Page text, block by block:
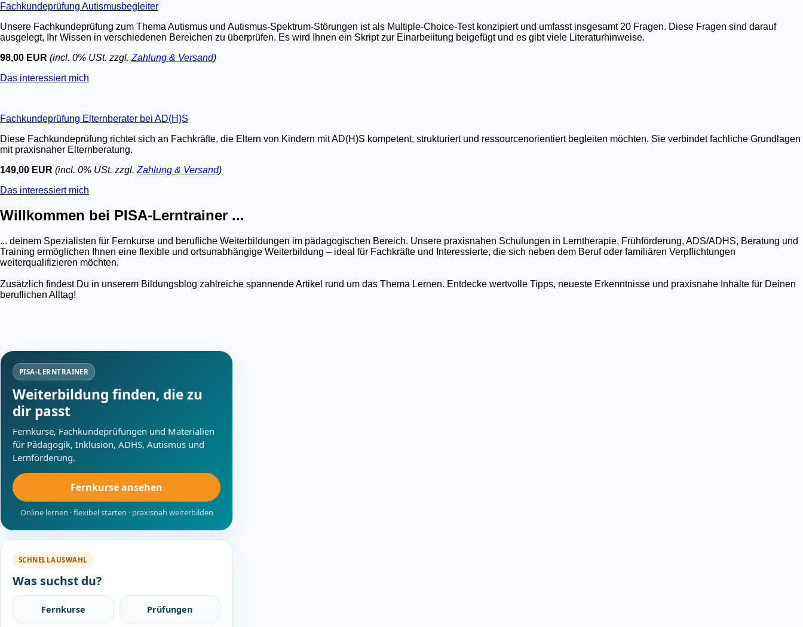
Fachkundeprüfung Autismusbegleiter
Unsere Fachkundeprüfung zum Thema Autismus und Autismus-Spektrum-Störungen ist als Multiple-Choice-Test konzipiert und umfasst insgesamt 20 Fragen. Diese Fragen sind darauf
ausgelegt, Ihr Wissen in verschiedenen Bereichen zu überprüfen. Es wird Ihnen ein Skript zur Einarbeiitung beigefügt und es gibt viele Literaturhinweise.
98,00 EUR (incl. 0% USt. zzgl. Zahlung & Versand)
Das interessiert mich
Fachkundeprüfung Elternberater bei AD(H)S
Diese Fachkundeprüfung richtet sich an Fachkräfte, die Eltern von Kindern mit AD(H)S kompetent, strukturiert und ressourcenorientiert begleiten möchten. Sie verbindet fachliche Grundlagen
mit praxisnaher Elternberatung.
149,00 EUR (incl. 0% USt. zzgl. Zahlung & Versand)
Das interessiert mich
Willkommen bei PISA-Lerntrainer ...
... deinem Spezialisten für Fernkurse und berufliche Weiterbildungen im pädagogischen Bereich. Unsere praxisnahen Schulungen in Lerntherapie, Frühförderung, ADS/ADHS, Beratung und
Training ermöglichen Ihnen eine flexible und ortsunabhängige Weiterbildung – ideal für Fachkräfte und Interessierte, die sich neben dem Beruf oder familiären Verpflichtungen
weiterqualifizieren möchten.
Zusätzlich findest Du in unserem Bildungsblog zahlreiche spannende Artikel rund um das Thema Lernen. Entdecke wertvolle Tipps, neueste Erkenntnisse und praxisnahe Inhalte für Deinen
beruflichen Alltag!
PISA-LERNTRAINER
Weiterbildung finden, die zu
dir passt
Fernkurse, Fachkundeprüfungen und Materialien
für Pädagogik, Inklusion, ADHS, Autismus und
Lernförderung.
Fernkurse ansehen
Online lernen · flexibel starten · praxisnah weiterbilden
SCHNELLAUSWAHL
Was suchst du?
Fernkurse Prüfungen